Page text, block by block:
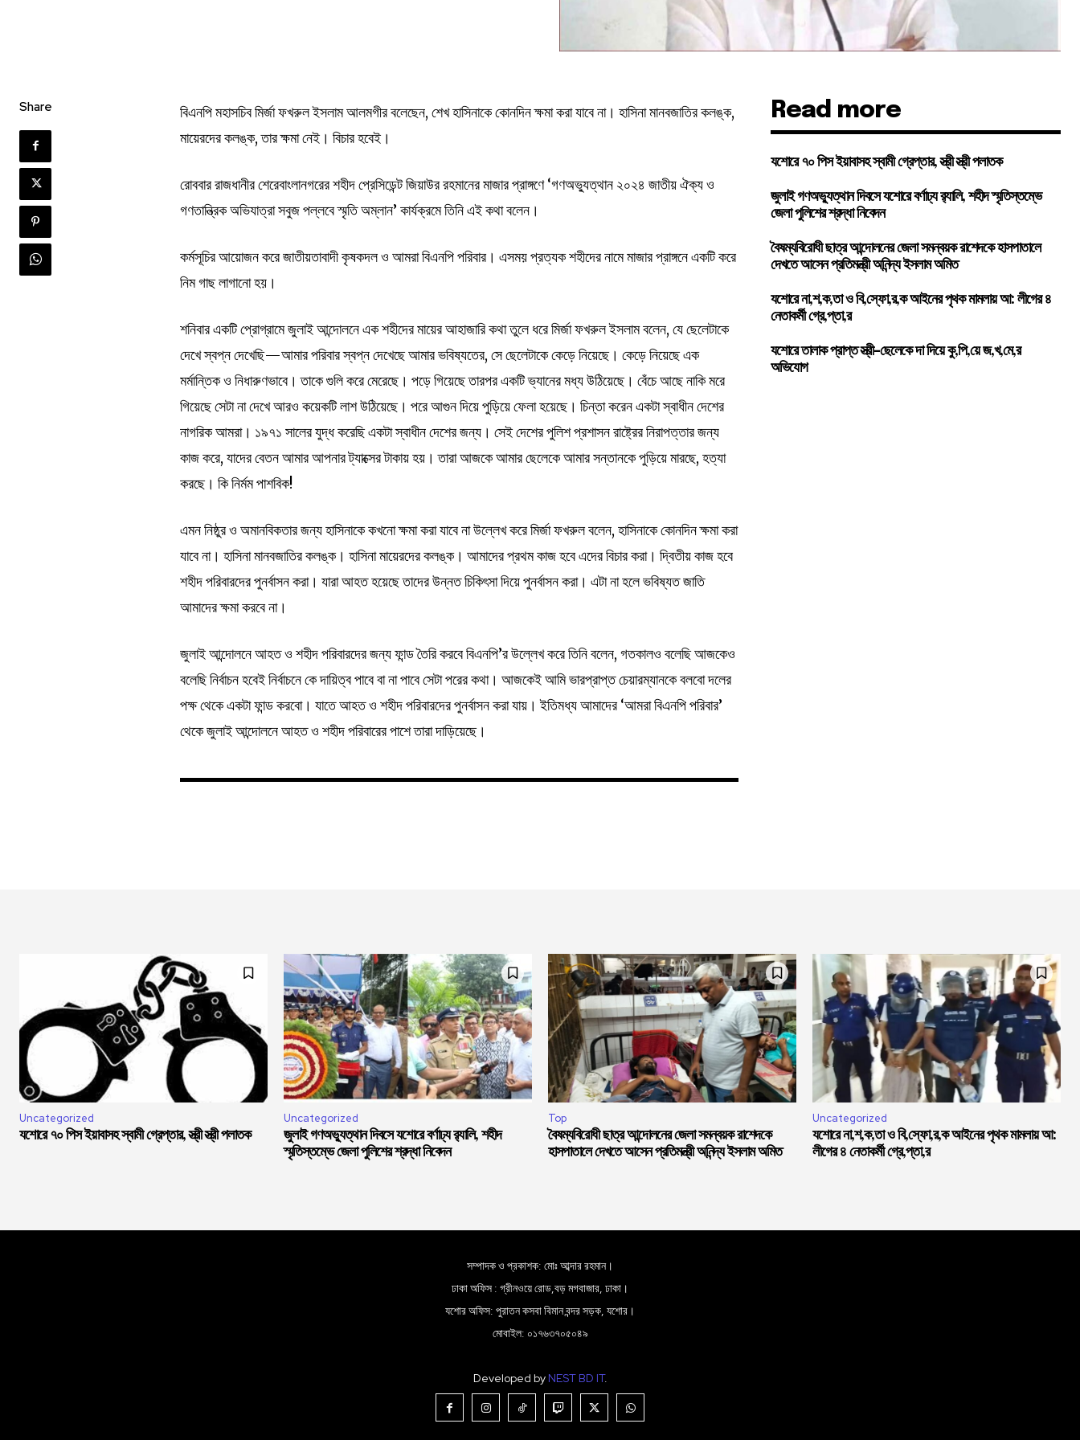
Share
বিএনপি মহাসচিব মির্জা ফখরুল ইসলাম আলমগীর বলেছেন, শেখ হাসিনাকে কোনদিন ক্ষমা করা যাবে না। হাসিনা মানবজাতির কলঙ্ক,
মায়েরদের কলঙ্ক, তার ক্ষমা নেই। বিচার হবেই।
রোববার রাজধানীর শেরেবাংলানগরের শহীদ প্রেসিডেন্ট জিয়াউর রহমানের মাজার প্রাঙ্গণে ‘গণঅভ্যুত্থান ২০২৪ জাতীয় ঐক্য ও
গণতান্ত্রিক অভিযাত্রা সবুজ পল্লবে স্মৃতি অম্লান’ কার্যক্রমে তিনি এই কথা বলেন।
কর্মসূচির আয়োজন করে জাতীয়তাবাদী কৃষকদল ও আমরা বিএনপি পরিবার। এসময় প্রত্যক শহীদের নামে মাজার প্রাঙ্গনে একটি করে
নিম গাছ লাগানো হয়।
শনিবার একটি প্রোগ্রামে জুলাই আন্দোলনে এক শহীদের মায়ের আহাজারি কথা তুলে ধরে মির্জা ফখরুল ইসলাম বলেন, যে ছেলেটাকে
দেখে স্বপ্ন দেখেছি—আমার পরিবার স্বপ্ন দেখেছে আমার ভবিষ্যতের, সে ছেলেটাকে কেড়ে নিয়েছে। কেড়ে নিয়েছে এক
মর্মান্তিক ও নিধারুণভাবে। তাকে গুলি করে মেরেছে। পড়ে গিয়েছে তারপর একটি ভ্যানের মধ্য উঠিয়েছে। বেঁচে আছে নাকি মরে
গিয়েছে সেটা না দেখে আরও কয়েকটি লাশ উঠিয়েছে। পরে আগুন দিয়ে পুড়িয়ে ফেলা হয়েছে। চিন্তা করেন একটা স্বাধীন দেশের
নাগরিক আমরা। ১৯৭১ সালের যুদ্ধ করেছি একটা স্বাধীন দেশের জন্য। সেই দেশের পুলিশ প্রশাসন রাষ্ট্রের নিরাপত্তার জন্য
কাজ করে, যাদের বেতন আমার আপনার ট্যাক্সের টাকায় হয়। তারা আজকে আমার ছেলেকে আমার সন্তানকে পুড়িয়ে মারছে, হত্যা
করছে। কি নির্মম পাশবিক!
এমন নিষ্ঠুর ও অমানবিকতার জন্য হাসিনাকে কখনো ক্ষমা করা যাবে না উল্লেখ করে মির্জা ফখরুল বলেন, হাসিনাকে কোনদিন ক্ষমা করা
যাবে না। হাসিনা মানবজাতির কলঙ্ক। হাসিনা মায়েরদের কলঙ্ক। আমাদের প্রথম কাজ হবে এদের বিচার করা। দ্বিতীয় কাজ হবে
শহীদ পরিবারদের পুনর্বাসন করা। যারা আহত হয়েছে তাদের উন্নত চিকিৎসা দিয়ে পুনর্বাসন করা। এটা না হলে ভবিষ্যত জাতি
আমাদের ক্ষমা করবে না।
জুলাই আন্দোলনে আহত ও শহীদ পরিবারদের জন্য ফান্ড তৈরি করবে বিএনপি’র উল্লেখ করে তিনি বলেন, গতকালও বলেছি আজকেও
বলেছি নির্বাচন হবেই নির্বাচনে কে দায়িত্ব পাবে বা না পাবে সেটা পরের কথা। আজকেই আমি ভারপ্রাপ্ত চেয়ারম্যানকে বলবো দলের
পক্ষ থেকে একটা ফান্ড করবো। যাতে আহত ও শহীদ পরিবারদের পুনর্বাসন করা যায়। ইতিমধ্য আমাদের ‘আমরা বিএনপি পরিবার’
থেকে জুলাই আন্দোলনে আহত ও শহীদ পরিবারের পাশে তারা দাড়িয়েছে।
Read more
যশোরে ৭০ পিস ইয়াবাসহ স্বামী গ্রেপ্তার, স্ত্রী স্ত্রী পলাতক
জুলাই গণঅভ্যুত্থান দিবসে যশোরে বর্ণাঢ্য র‍্যালি, শহীদ স্মৃতিস্তম্ভে
জেলা পুলিশের শ্রদ্ধা নিবেদন
বৈষম্যবিরোধী ছাত্র আন্দোলনের জেলা সমন্বয়ক রাশেদকে হাসপাতালে
দেখতে আসেন প্রতিমন্ত্রী অনিন্দ্য ইসলাম অমিত
যশোরে না,শ,ক,তা ও বি,স্ফো,র,ক আইনের পৃথক মামলায় আ: লীগের ৪
নেতাকর্মী গ্রে,প্তা,র
যশোরে তালাক প্রাপ্ত স্ত্রী-ছেলেকে দা দিয়ে কু,পি,য়ে জ,খ,মে,র
অভিযোগ
Uncategorized
যশোরে ৭০ পিস ইয়াবাসহ স্বামী গ্রেপ্তার, স্ত্রী স্ত্রী পলাতক
Uncategorized
জুলাই গণঅভ্যুত্থান দিবসে যশোরে বর্ণাঢ্য র‍্যালি, শহীদ
স্মৃতিস্তম্ভে জেলা পুলিশের শ্রদ্ধা নিবেদন
Top
বৈষম্যবিরোধী ছাত্র আন্দোলনের জেলা সমন্বয়ক রাশেদকে
হাসপাতালে দেখতে আসেন প্রতিমন্ত্রী অনিন্দ্য ইসলাম অমিত
Uncategorized
যশোরে না,শ,ক,তা ও বি,স্ফো,র,ক আইনের পৃথক মামলায় আ:
লীগের ৪ নেতাকর্মী গ্রে,প্তা,র
সম্পাদক ও প্রকাশক: মোঃ আব্দার রহমান।
ঢাকা অফিস : গ্রীনওয়ে রোড,বড় মগবাজার, ঢাকা।
যশোর অফিস: পুরাতন কসবা বিমান বন্দর সড়ক, যশোর।
মোবাইল: ০১৭৬৩৭০৫০৪৯
Developed by NEST BD IT.